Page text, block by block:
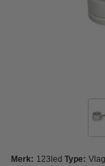
Merk: 123led Type: